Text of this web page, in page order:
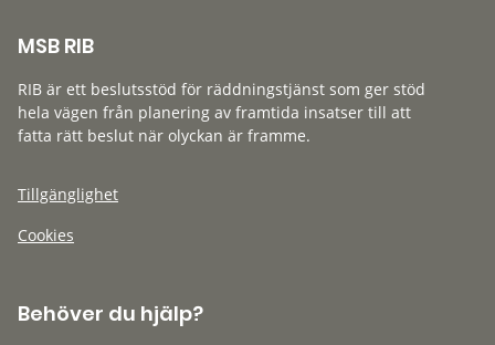
MSB RIB
RIB är ett beslutsstöd för räddningstjänst som ger stöd
hela vägen från planering av framtida insatser till att
fatta rätt beslut när olyckan är framme.
Tillgänglighet
Cookies
Behöver du hjälp?